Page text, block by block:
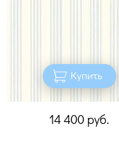
Купить
14 400 руб.